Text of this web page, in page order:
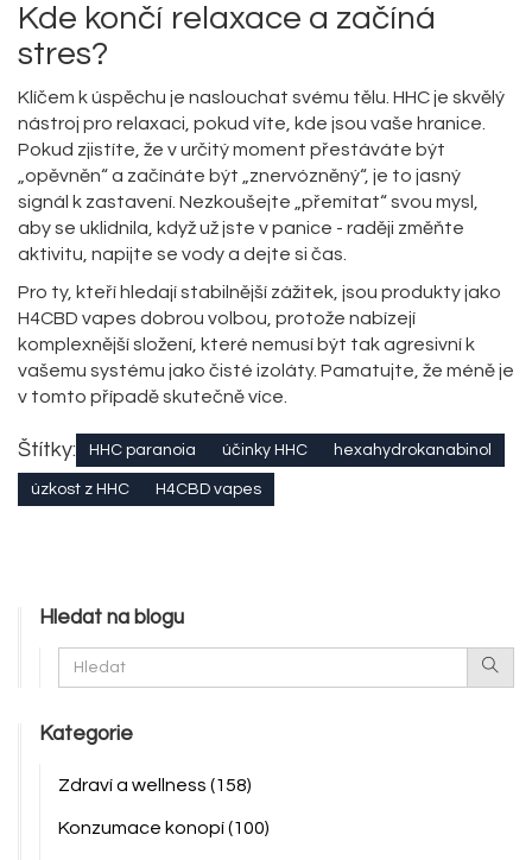
Kde končí relaxace a začíná
stres?
Klíčem k úspěchu je naslouchat svému tělu. HHC je skvělý
nástroj pro relaxaci, pokud víte, kde jsou vaše hranice.
Pokud zjistíte, že v určitý moment přestáváte být
„opěvněn“ a začínáte být „znervózněný“, je to jasný
signál k zastavení. Nezkoušejte „přemítat“ svou mysl,
aby se uklidnila, když už jste v panice - raději změňte
aktivitu, napijte se vody a dejte si čas.
Pro ty, kteří hledají stabilnější zážitek, jsou produkty jako
H4CBD vapes dobrou volbou, protože nabízejí
komplexnější složení, které nemusí být tak agresivní k
vašemu systému jako čisté izoláty. Pamatujte, že méně je
v tomto případě skutečně více.
Štítky: HHC paranoia účinky HHC hexahydrokanabinol
úzkost z HHC H4CBD vapes
Hledat na blogu
Kategorie
Zdraví a wellness (158)
Konzumace konopí(100)